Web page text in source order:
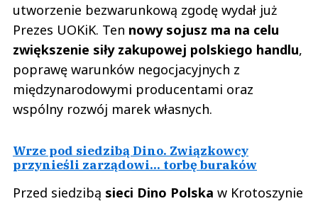
utworzenie bezwarunkową zgodę wydał już
Prezes UOKiK. Ten nowy sojusz ma na celu
zwiększenie siły zakupowej polskiego handlu,
poprawę warunków negocjacyjnych z
międzynarodowymi producentami oraz
wspólny rozwój marek własnych.
Wrze pod siedzibą Dino. Związkowcy
przynieśli zarządowi... torbę buraków
Przed siedzibą sieci Dino Polska w Krotoszynie